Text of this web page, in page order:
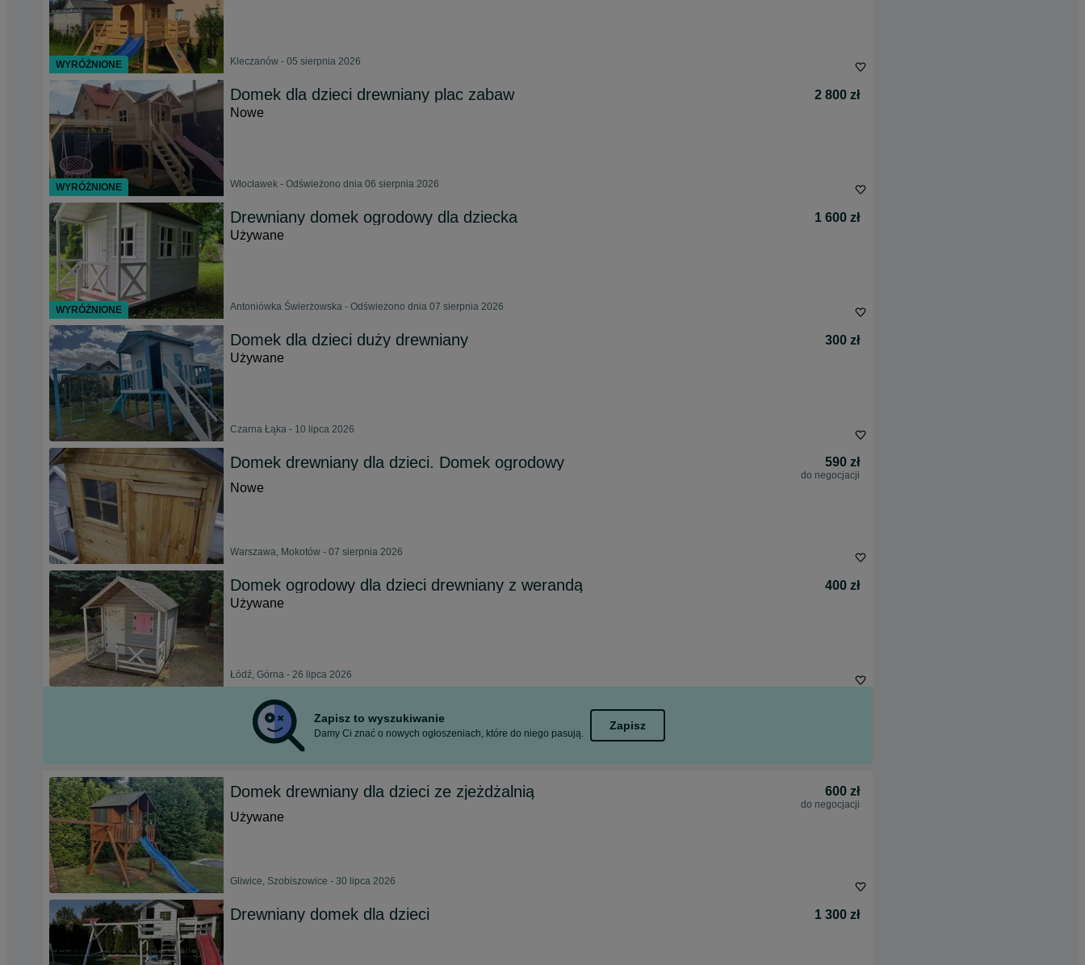
Kleczanów - 05 sierpnia 2026
Domek dla dzieci drewniany plac zabaw
2 800 zł
Nowe
Włocławek - Odświeżono dnia 06 sierpnia 2026
Drewniany domek ogrodowy dla dziecka
1 600 zł
Używane
Antoniówka Świerżowska - Odświeżono dnia 07 sierpnia 2026
Domek dla dzieci duży drewniany
300 zł
Używane
Czarna Łąka - 10 lipca 2026
Domek drewniany dla dzieci. Domek ogrodowy 590 zł
do negocjacji
Nowe
Warszawa, Mokotów - 07 sierpnia 2026
Domek ogrodowy dla dzieci drewniany z werandą
400 zł
Używane
Łódź, Górna - 26 lipca 2026
Zapisz to wyszukiwanie
Damy Ci znać o nowych ogłoszeniach, które do niego pasują.
Zapisz
Domek drewniany dla dzieci ze zjeżdżalnią 600 zł
do negocjacji
Używane
Gliwice, Szobiszowice - 30 lipca 2026
Drewniany domek dla dzieci 1 300 zł
WYRÓŻNIONE
WYRÓŻNIONE
WYRÓŻNIONE